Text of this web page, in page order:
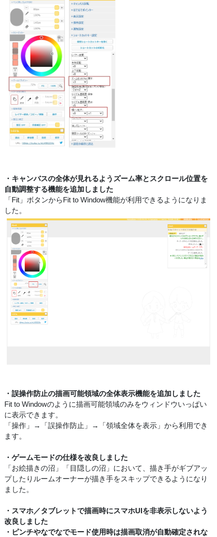
・キャンバスの全体が見れるようズーム率とスクロール位置を
自動調整する機能を追加しました
「Fit」ボタンからFit to Window機能が利用できるようになりま
した。
・誤操作防止の描画可能領域の全体表示機能を追加しました
Fit to Windowのように描画可能領域のみをウィンドウいっぱい
に表示できます。
「操作」→「誤操作防止」→「領域全体を表示」から利用でき
ます。
・ゲームモードの仕様を改良しました
「お絵描きの沼」「目隠しの沼」において、描き手がギブアッ
プしたりルームオーナーが描き手をスキップできるようになり
ました。
・スマホ／タブレットで描画時にスマホUIを非表示しないよう
改良しました
・ピンチやなでなでモード使用時は描画取消が自動確定されな